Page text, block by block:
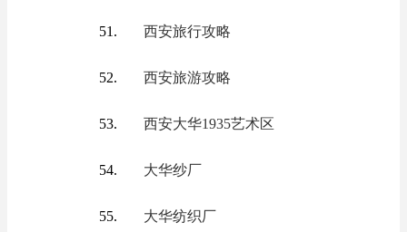
西安旅行攻略
西安旅游攻略
西安大华1935艺术区
大华纱厂
大华纺织厂